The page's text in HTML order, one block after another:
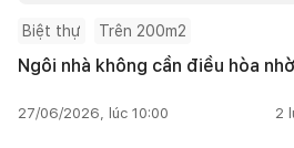
Biệt thự Trên 200m2
Ngôi nhà không cần điều hòa
27/06/2026, lúc 10:00 2